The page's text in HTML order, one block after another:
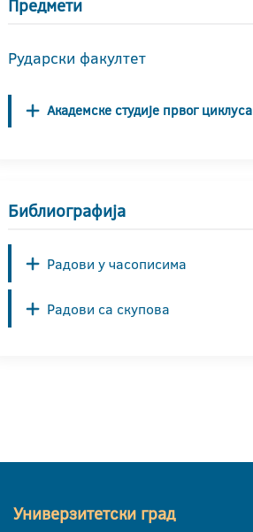
Предмети
Рударски факултет
Академске студије првог циклуса
Библиографија
Радови у часописима
Радови са скупова
Универзитетски град